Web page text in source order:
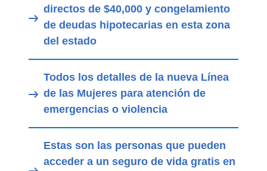
directos de $40,000 y congelamiento
de deudas hipotecarias en esta zona
del estado
Todos los detalles de la nueva Línea
de las Mujeres para atención de
emergencias o violencia
Estas son las personas que pueden
acceder a un seguro de vida gratis en